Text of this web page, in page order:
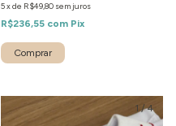
5xde R$49,80 sem juros
R$236,55 com Pix
1 /4